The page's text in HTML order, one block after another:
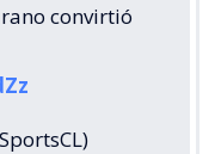
convirtió